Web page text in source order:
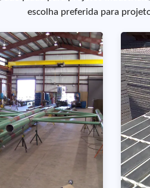
escolha preferida para